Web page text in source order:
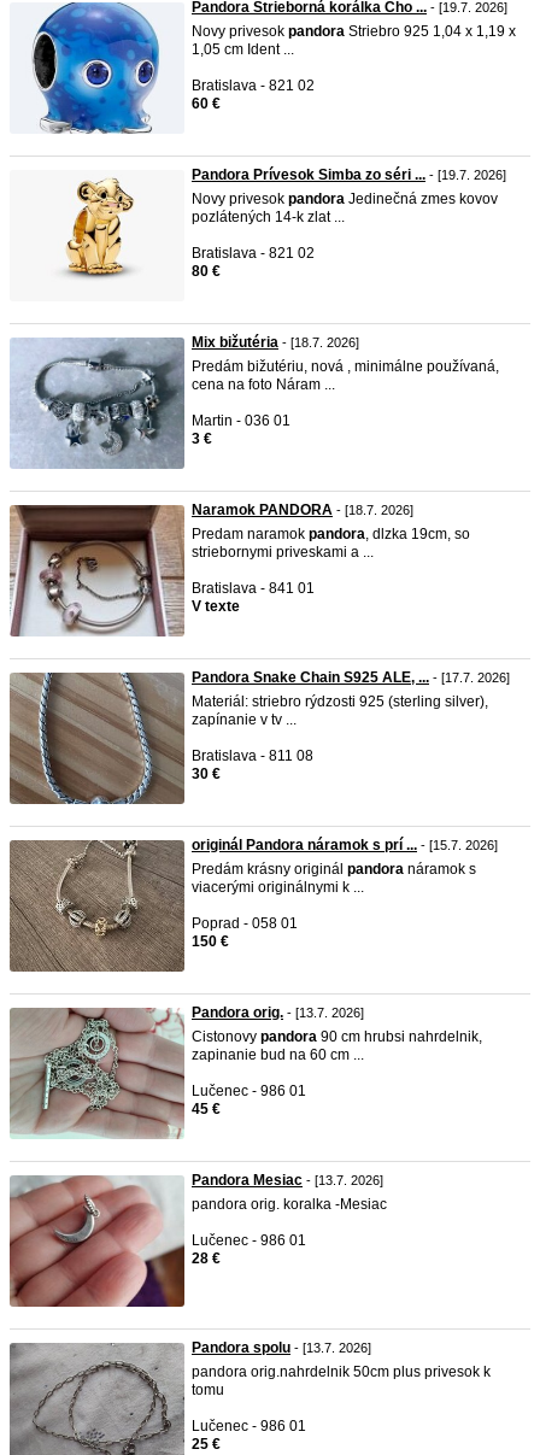
Pandora Strieborná korálka Cho ... - [19.7. 2026]
Novy privesok pandora Striebro 925 1,04 x 1,19 x
1,05 cm Ident ...
Bratislava - 821 02
60 €
Pandora Prívesok Simba zo séri ... - [19.7. 2026]
Novy privesok pandora Jedinečná zmes kovov
pozlátených 14-k zlat ...
Bratislava - 821 02
80 €
Mix bižutéria - [18.7. 2026]
Predám bižutériu, nová , minimálne používaná,
cena na foto Náram ...
Martin - 036 01
3 €
Naramok PANDORA - [18.7. 2026]
Predam naramok pandora, dlzka 19cm, so
striebornymi priveskami a ...
Bratislava - 841 01
V texte
Pandora Snake Chain S925 ALE, ... - [17.7. 2026]
Materiál: striebro rýdzosti 925 (sterling silver),
zapínanie v tv ...
Bratislava - 811 08
30 €
originál Pandora náramok s prí ... - [15.7. 2026]
Predám krásny originál pandora náramok s
viacerými originálnymi k ...
Poprad - 058 01
150 €
Pandora orig. - [13.7. 2026]
Cistonovy pandora 90 cm hrubsi nahrdelnik,
zapinanie bud na 60 cm ...
Lučenec - 986 01
45 €
Pandora Mesiac - [13.7. 2026]
pandora orig. koralka -Mesiac
Lučenec - 986 01
28 €
Pandora spolu - [13.7. 2026]
pandora orig.nahrdelnik 50cm plus privesok k
tomu
Lučenec - 986 01
25 €